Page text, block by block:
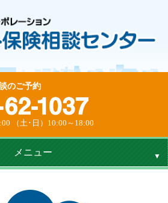
のご予約
（土･日）10:00～18:00
メニュー